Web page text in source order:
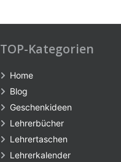
TOP-Kategorien
Home
Blog
Geschenkideen
Lehrerbücher
Lehrertaschen
Lehrerkalender